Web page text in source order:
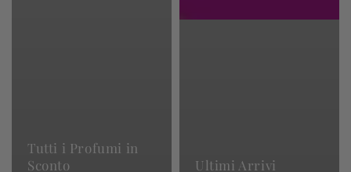
Tutti i Profumi in
Sconto
Ultimi Arrivi